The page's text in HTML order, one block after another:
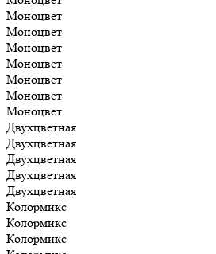
Моноцвет
Моноцвет
Моноцвет
Моноцвет
Моноцвет
Моноцвет
Моноцвет
Двухцветная
Двухцветная
Двухцветная
Двухцветная
Двухцветная
Колормикс
Колормикс
Колормикс